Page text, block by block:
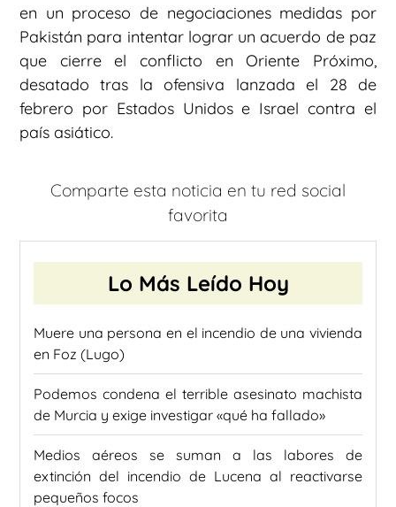
en un proceso de negociaciones medidas por
Pakistán para intentar lograr un acuerdo de paz
que cierre el conflicto en Oriente Próximo,
desatado tras la ofensiva lanzada el 28 de
febrero por Estados Unidos e Israel contra el
país asiático.
Comparte esta noticia en tu red social
favorita
Lo Más Leído Hoy
Muere una persona en el incendio de una vivienda
en Foz (Lugo)
Podemos condena el terrible asesinato machista
de Murcia y exige investigar «qué ha fallado»
Medios aéreos se suman a las labores de
extinción del incendio de Lucena al reactivarse
pequeños focos